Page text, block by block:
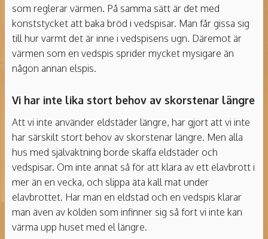
som reglerar värmen. På samma sätt är det med
konststycket att baka bröd i vedspisar. Man får gissa sig
till hur varmt det är inne i vedspisens ugn. Däremot är
värmen som en vedspis sprider mycket mysigare än
någon annan elspis.
Vi har inte lika stort behov av skorstenar längre
Att vi inte använder eldstäder längre, har gjort att vi inte
har särskilt stort behov av skorstenar längre. Men alla
hus med självaktning borde skaffa eldstäder och
vedspisar. Om inte annat så för att klara av ett elavbrott i
mer än en vecka, och slippa äta kall mat under
elavbrottet. Har man en eldstad och en vedspis klarar
man även av kölden som infinner sig så fort vi inte kan
värma upp huset med el längre.